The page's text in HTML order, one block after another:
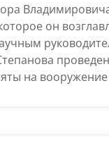
он
на вооружение